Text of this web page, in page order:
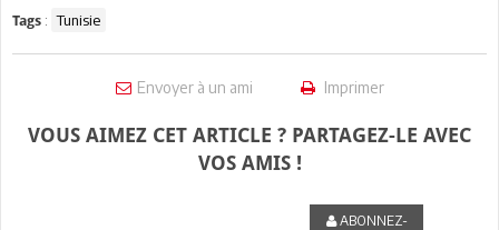
Tags : Tunisie
Envoyer à un ami Imprimer
VOUS AIMEZ CET ARTICLE ? PARTAGEZ-LE AVEC
VOS AMIS !
ABONNEZ-